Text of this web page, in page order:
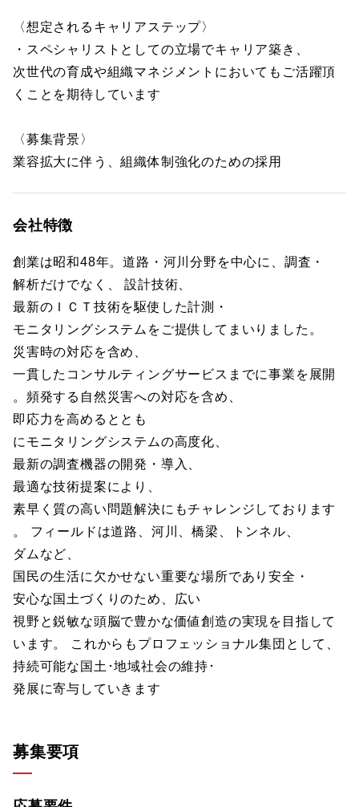
〈想定されるキャリアステップ〉
・スペシャリストとしての立場でキャリア築き、
次世代の育成や組織マネジメントにおいてもご活躍頂
くことを期待しています
〈募集背景〉
業容拡大に伴う、組織体制強化のための採用
会社特徴
創業は昭和48年。道路・河川分野を中心に、調査・
解析だけでなく、 設計技術、
最新のＩＣＴ技術を駆使した計測・
モニタリングシステムをご提供してまいりました。
災害時の対応を含め、
一貫したコンサルティングサービスまでに事業を展開
。頻発する自然災害への対応を含め、
即応力を高めるととも
にモニタリングシステムの高度化、
最新の調査機器の開発・導入、
最適な技術提案により、
素早く質の高い問題解決にもチャレンジしております
。 フィールドは道路、河川、橋梁、トンネル、
ダムなど、
国民の生活に欠かせない重要な場所であり安全・
安心な国土づくりのため、広い
視野と鋭敏な頭脳で豊かな価値創造の実現を目指して
います。 これからもプロフェッショナル集団として、
持続可能な国土･地域社会の維持･
発展に寄与していきます
募集要項